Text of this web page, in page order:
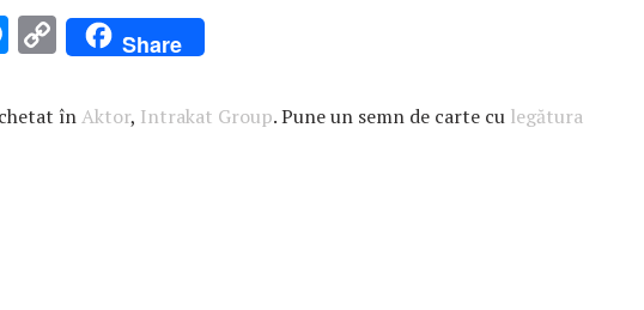
M
se
C
o
p
Share
înAktor, Intrakat Group. Pune un semn de carte cu legătura